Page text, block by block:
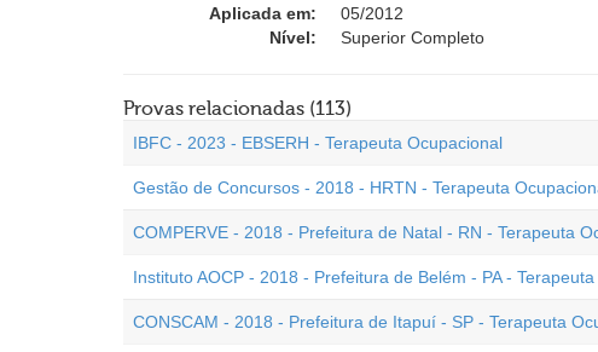
Aplicada em:
05/2012
Nível:
Superior Completo
Provas relacionadas (113)
IBFC - 2023 - EBSERH - Terapeuta Ocupacional
Gestão de Concursos - 2018 - HRTN - Terapeuta
COMPERVE - 2018 - Prefeitura de Natal - RN - Terapeuta
Instituto AOCP - 2018 - Prefeitura de Belém - PA -
CONSCAM - 2018 - Prefeitura de Itapuí - SP - Terapeuta